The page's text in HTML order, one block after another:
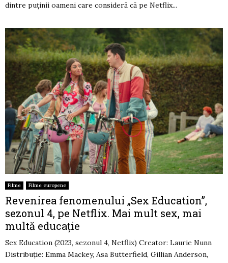
dintre puținii oameni care consideră că pe Netflix...
Filme Filme europene
Revenirea fenomenului „Sex Education”,
sezonul 4, pe Netflix. Mai mult sex, mai
multă educație
Sex Education (2023, sezonul 4, Netflix) Creator: Laurie Nunn
Distribuție: Emma Mackey, Asa Butterfield, Gillian Anderson,